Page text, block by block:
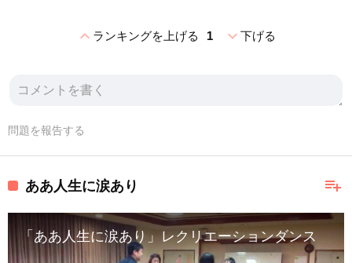
expand_lessランキングを上げる 1 expand_more下げる
問題を報告する
playlist_add
ああ人生に涙あり
「ああ人生に涙あり」レクリエーションダンス